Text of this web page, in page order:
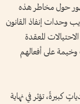
حول مخاطر هذه
وحدات إنفاذ القانون
المعقدة
على أفعالهم
كبيرةً، تؤثر في نهاية